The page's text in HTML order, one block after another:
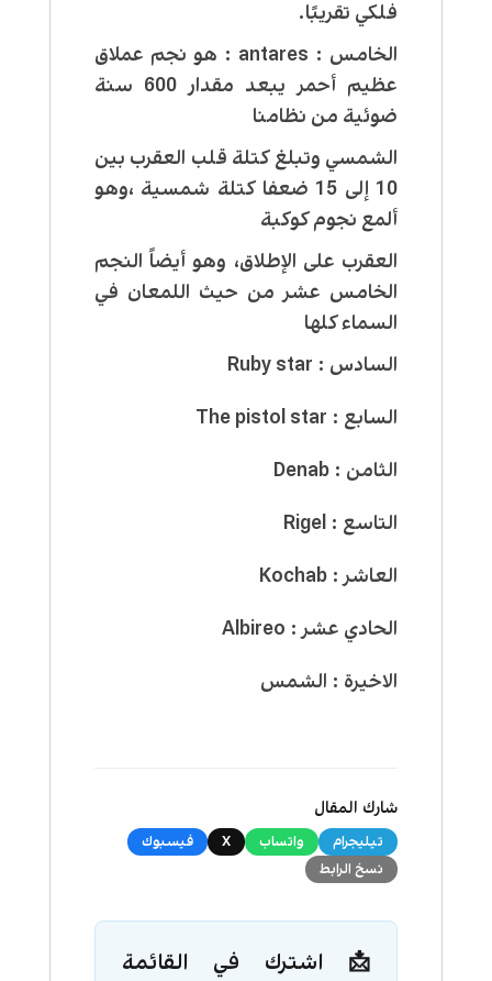
فلكي تقريبًا.
الخامس : antares : هو نجم عملاق
عظيم أحمر يبعد مقدار 600 سنة
ضوئية من نظامنا
الشمسي وتبلغ كتلة قلب العقرب بين
10 إلى 15 ضعفا كتلة شمسية ،وهو
ألمع نجوم كوكبة
العقرب على الإطلاق، وهو أيضاً النجم
الخامس عشر من حيث اللمعان في
السماء كلها
السادس : Ruby star
السابع : The pistol star
الثامن : Denab
التاسع : Rigel
العاشر : Kochab
الحادي عشر : Albireo
الاخيرة : الشمس
شارك المقال
تيليجرام واتساب X
فيسبوك
نسخ الرابط
📩 اشترك في القائمة